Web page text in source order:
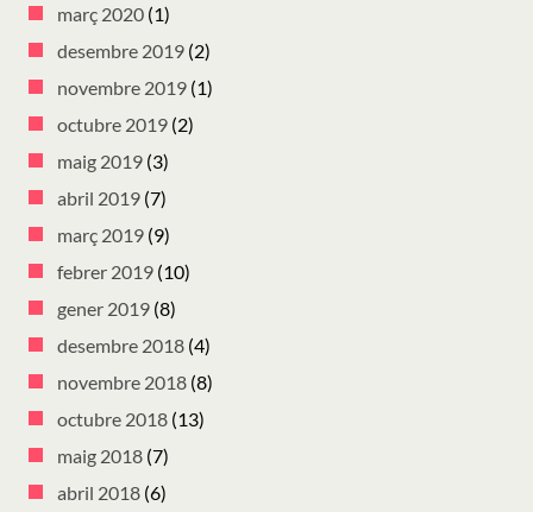
març 2020 (1)
desembre 2019 (2)
novembre 2019 (1)
octubre 2019 (2)
maig 2019 (3)
abril 2019 (7)
març 2019 (9)
febrer 2019 (10)
gener 2019 (8)
desembre 2018 (4)
novembre 2018 (8)
octubre 2018 (13)
maig 2018 (7)
abril 2018 (6)